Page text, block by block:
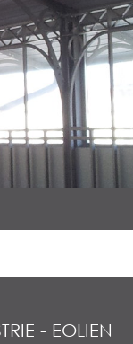
- EOLIEN